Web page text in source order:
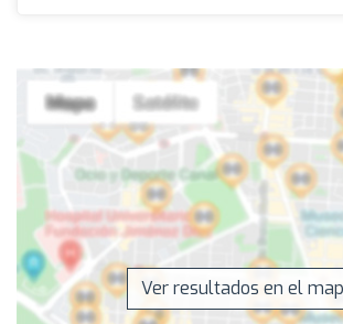
Ver resultados en el